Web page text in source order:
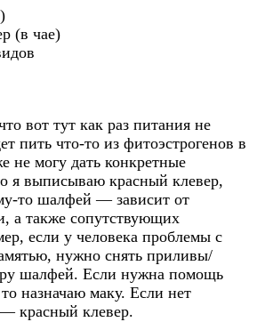
(в чае)
вот тут как раз питания не
пить что-то из фитоэстрогенов в
не могу дать конкретные
я выписываю красный клевер,
то шалфей — зависит от
а также сопутствующих
если у человека проблемы с
нужно снять приливы/
шалфей. Если нужна помощь
назначаю маку. Если нет
красный клевер.